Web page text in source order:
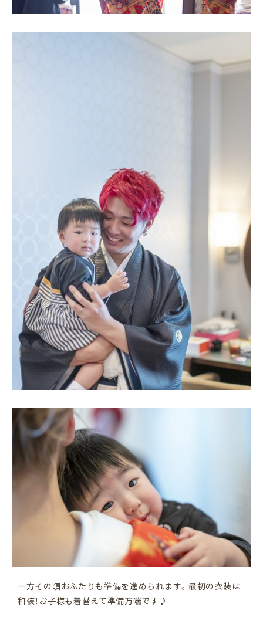
一方その頃おふたりも準備を進められます。最初の衣装は
和装！お子様も着替えて準備万端です♪